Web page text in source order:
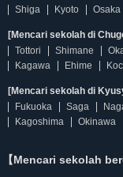
Shiga
Kyoto Osaka
[Mencari sekolah di
Tottori
Shimane
Kagawa
Ehime
[Mencari sekolah di
Fukuoka
Saga
Kagoshima
Okinawa
【Mencari sekolah